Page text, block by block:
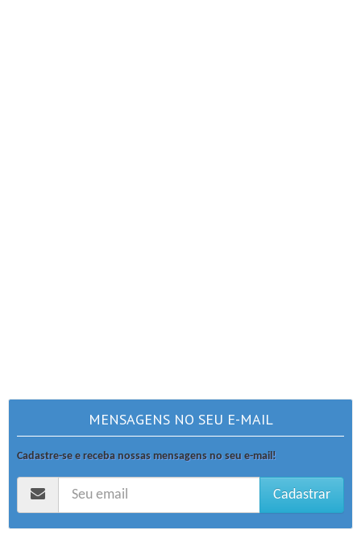
MENSAGENS NO SEU E-MAIL
Cadastre-se e receba nossas mensagens no seu e-mail!
Cadastrar